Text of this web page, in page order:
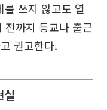
쓰지 않고도 열
전까지 등교나 출근
권고한다.